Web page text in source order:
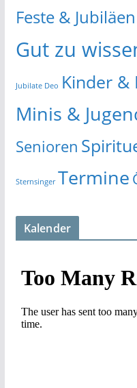
Feste & Jubiläen
Gut zu
Jubilate Deo Kinder &
Minis &
Senioren
Sternsinger Termine
Kalender